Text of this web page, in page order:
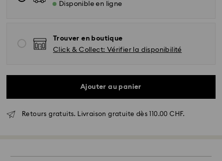
Disponible en ligne
Trouver en boutique
Click & Collect: Vérifier la disponibilité
Ajouter au panier
Retours gratuits. Livraison gratuite dès 110.00 CHF.
Les commandes passées du lundi au vendredi avant
traitement et expédition